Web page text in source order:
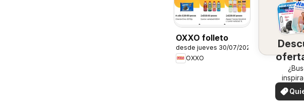
OXXO folleto
desde jueves 30/07/2026
OXXO
su
ver